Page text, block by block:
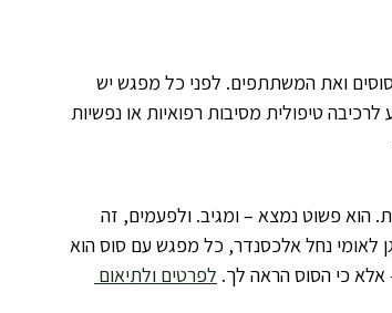
ואת המשתתפים. לפני כל מפגש יש
טיפולית מסיבות רפואיות או נפשיות
הוא פשוט נמצא – ומגיב. ולפעמים, זה
לאומי נחל אלכסנדר, כל מפגש עם סוס הוא
כי הסוס הראה לך. לפרטים ולתיאום